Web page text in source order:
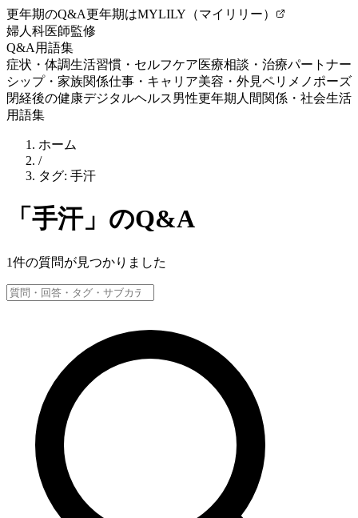
更年期のQ&A更年期はMYLILY（マイリリー）
婦人科医師監修
Q&A 用語集
症状・体調生活習慣・セルフケア医療相談・治療パートナー
シップ・家族関係仕事・キャリア美容・外見ペリメノポーズ
閉経後の健康デジタルヘルス男性更年期 人間関係・社会生活
用語集
ホーム
/
タグ: 手汗
「 手汗」のQ&A
1件の質問が見つかりました